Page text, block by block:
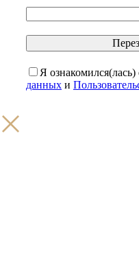
Я ознакомился(лась)
данных и